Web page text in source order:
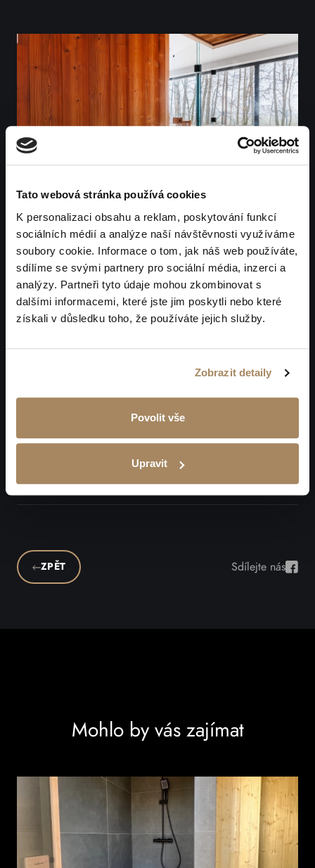
Tato webová stránka používá cookies
K personalizaci obsahu a reklam, poskytování funkcí
sociálních médií a analýze naší návštěvnosti využíváme
soubory cookie. Informace o tom, jak náš web používáte,
sdílíme se svými partnery pro sociální média, inzerci a
analýzy. Partneři tyto údaje mohou zkombinovat s
dalšími informacemi, které jste jim poskytli nebo které
získali v důsledku toho, že používáte jejich služby.
Zobrazit detaily
Povolit vše
Upravit
ZPĚT Sdílejte násSdílet
Mohlo by vás zajímat